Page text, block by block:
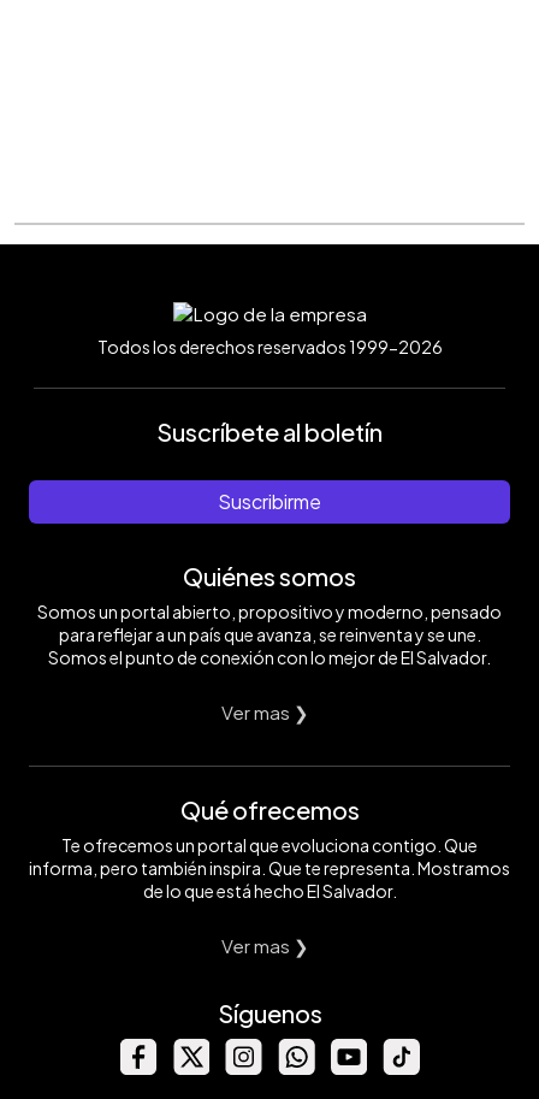
Todos los derechos reservados 1999-2026
Suscríbete al boletín
Suscribirme
Quiénes somos
Somos un portal abierto, propositivo y moderno, pensado
para reflejar a un país que avanza, se reinventa y se une.
Somos el punto de conexión con lo mejor de El Salvador.
Ver mas ❯
Qué ofrecemos
Te ofrecemos un portal que evoluciona contigo. Que
informa, pero también inspira. Que te representa. Mostramos
de lo que está hecho El Salvador.
Ver mas ❯
Síguenos